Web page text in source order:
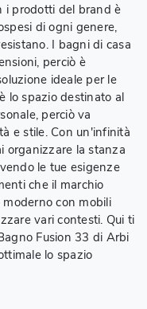
i prodotti del brand è
di ogni genere,
I bagni di casa
perciò è
ideale per le
lo spazio destinato al
perciò va
e stile. Con un'infinità
organizzare la stanza
le tue esigenze
che il marchio
con mobili
vari contesti. Qui ti
Fusion 33 di Arbi
lo spazio